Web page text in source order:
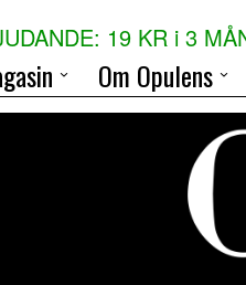
19 KR i 3
Om Opulens